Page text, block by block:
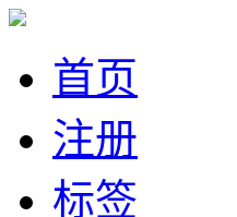
首页
注册
标签